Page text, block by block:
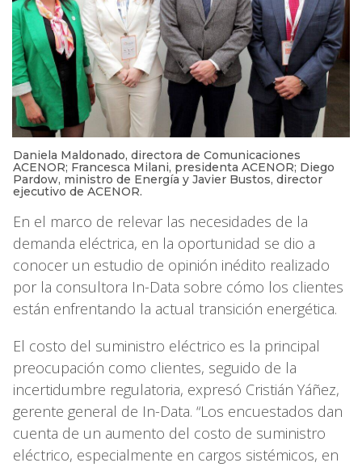
Daniela Maldonado, directora de Comunicaciones
ACENOR; Francesca Milani, presidenta ACENOR; Diego
Pardow, ministro de Energía y Javier Bustos, director
ejecutivo de ACENOR.
En el marco de relevar las necesidades de la
demanda eléctrica, en la oportunidad se dio a
conocer un estudio de opinión inédito realizado
por la consultora In-Data sobre cómo los clientes
están enfrentando la actual transición energética.
El costo del suministro eléctrico es la principal
preocupación como clientes, seguido de la
incertidumbre regulatoria, expresó Cristián Yáñez,
gerente general de In-Data. “Los encuestados dan
cuenta de un aumento del costo de suministro
eléctrico, especialmente en cargos sistémicos, en